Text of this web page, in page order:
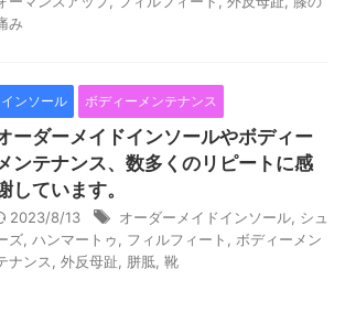
み
インソール ボディーメンテナンス
ーダーメイドインソールやボディー
ンテナンス、数多くのリピートに感
しています。
2023/8/13 オーダーメイドインソール シュ
ズ ハンマートゥ フィルフィート
ボディーメン
ナンス
外反母趾 胼胝 靴